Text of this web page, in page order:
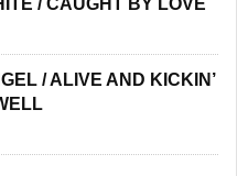
/ CAUGHT BY LOVE
/ ALIVE AND KICKIN’